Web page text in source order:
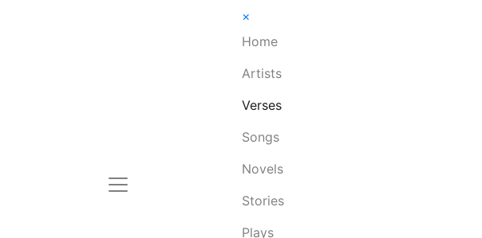
×
Home
Artists
Verses
Songs
Novels
Stories
Plays